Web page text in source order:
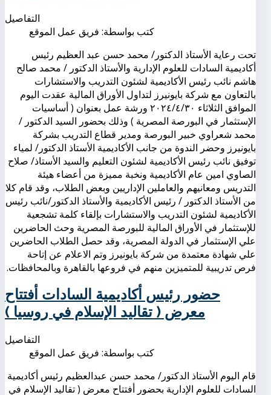
التفاصيل
كتب بواسطة: فريق عمل الموقع
تحت رعاية الأستاذ الدكتور/ محمد حسن عبد العظيم رئيس
أكاديمية السادات للعلوم الإدارية والأستاذ الدكتور / محمد صالح
هاشم نائب رئيس الأكاديمية لشئون التدريب والاستشارات
بالتعاون مع شركة بايونيرز لتداول الأوراق المالية عقدت اليوم
الموافق الثلاثاء ٢٠٢٤/٤/٣٠ ورشة عمل بعنوان ( أساسيات
الإستثمار في البورصة المصرية ) وذلك بحضور السيد الدكتور /
محمد شعراوي خبير البورصة ومدير قطاع التدريب بشركة
بايونيرز وحضر الندوة من جانب الأكاديمية الأستاذ الدكتور/ لمياء
توفيق نائب رئيس الأكاديمية لشئون التعليم والسيد الأستاذ/ صلاح
الصاوي امين عام الأكاديمية ونخبة مميزة من أعضاء هيئة
التدريس ومعانيهم والعاملين الإداريين وبعض الطلاب، وقد قام كلا
من الأستاذ الدكتور / رئيس الأكاديمية والأستاذ الدكتور/نائب رئيس
الأكاديمية لشئون التدريب والاستشارات بإلقاء كلمة تشجعية
للإستثمار في الأوراق المالية للبورصة المصرية وحث الحاضرين
علي الإستثمار في الدولة المصرية، وقد حصل الطلاب الحاضرين
علي شهادة معتمدة من شركة بايونيرز وتم الاعلام عن إتاحة
فرص تدريبية للمتميزين منهم في فروعها بالقاهرة وبالمحافظات.
حضور رئيس أكاديمية السادات أفتتاح
معرض ( تقاليد الإسلام في روسيا )
التفاصيل
كتب بواسطة: فريق عمل الموقع
قام اليوم الأستاذ الدكتور/ محمد حسن عبدالعظيم رئيس أكاديمية
السادات للعلوم الإدارية بحضور أفتتاح معرض ( تقاليد الإسلام في